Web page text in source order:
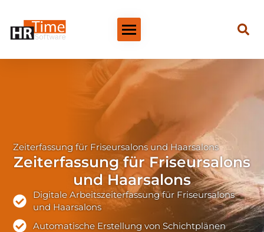
Zeiterfassung für Friseursalons und Haarsalons
Zeiterfassung für Friseursalons
und Haarsalons
Digitale Arbeitszeiterfassung für Friseursalons
und Haarsalons
Automatische Erstellung von Schichtplänen